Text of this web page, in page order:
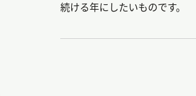
続ける年にしたいものです。